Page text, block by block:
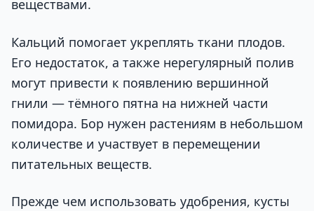
веществами.
Кальций помогает укреплять ткани плодов.
Его недостаток, а также нерегулярный полив
могут привести к появлению вершинной
гнили — тёмного пятна на нижней части
помидора. Бор нужен растениям в небольшом
количестве и участвует в перемещении
питательных веществ.
Прежде чем использовать удобрения, кусты